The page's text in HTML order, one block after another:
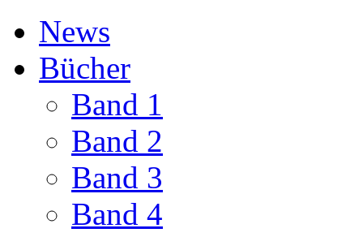
News
Bücher
Band 1
Band 2
Band 3
Band 4